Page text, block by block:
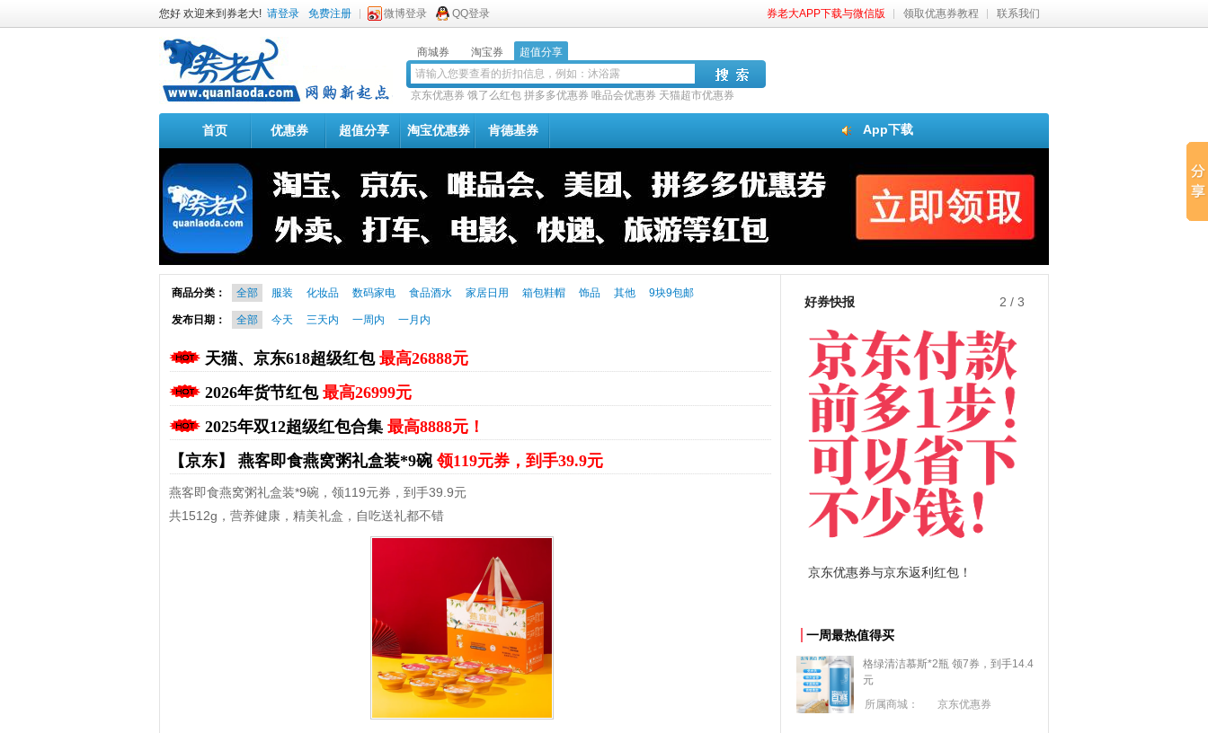
您好 欢迎来到券老大! 请登录 免费注册 微博登录 QQ登录 券老大APP下载与微信版 领取优惠券教程 联系我们
商城券 淘宝券 超值分享
京东优惠券 饿了么红包 拼多多优惠券 唯品会优惠券 天猫超市优惠券
App下载
首页 优惠券 超值分享 淘宝优惠券 肯德基券
商品分类： 全部 服装 化妆品 数码家电 食品酒水 家居日用 箱包鞋帽 饰品 其他 9块9包邮
发布日期： 全部 今天 三天内 一周内 一月内
天猫、京东618超级红包 最高26888元
2026年货节红包 最高26999元
2025年双12超级红包合集 最高8888元！
【京东】 燕客即食燕窝粥礼盒装*9碗领119元券，到手39.9元
燕客即食燕窝粥礼盒装*9碗，领119元券，到手39.9元
共1512g，营养健康，精美礼盒，自吃送礼都不错
好券快报 3 / 3
拼多多优惠券+拼多多返利
一周最热值得买
格绿清洁慕斯*2瓶 领7券，到手14.4
元
所属商城：
京东优惠券